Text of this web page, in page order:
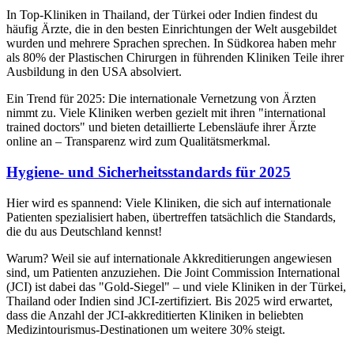
In Top-Kliniken in Thailand, der Türkei oder Indien findest du
häufig Ärzte, die in den besten Einrichtungen der Welt ausgebildet
wurden und mehrere Sprachen sprechen. In Südkorea haben mehr
als 80% der Plastischen Chirurgen in führenden Kliniken Teile ihrer
Ausbildung in den USA absolviert.
Ein Trend für 2025: Die internationale Vernetzung von Ärzten
nimmt zu. Viele Kliniken werben gezielt mit ihren "international
trained doctors" und bieten detaillierte Lebensläufe ihrer Ärzte
online an – Transparenz wird zum Qualitätsmerkmal.
Hygiene- und Sicherheitsstandards für 2025
Hier wird es spannend: Viele Kliniken, die sich auf internationale
Patienten spezialisiert haben, übertreffen tatsächlich die Standards,
die du aus Deutschland kennst!
Warum? Weil sie auf internationale Akkreditierungen angewiesen
sind, um Patienten anzuziehen. Die Joint Commission International
(JCI) ist dabei das "Gold-Siegel" – und viele Kliniken in der Türkei,
Thailand oder Indien sind JCI-zertifiziert. Bis 2025 wird erwartet,
dass die Anzahl der JCI-akkreditierten Kliniken in beliebten
Medizintourismus-Destinationen um weitere 30% steigt.